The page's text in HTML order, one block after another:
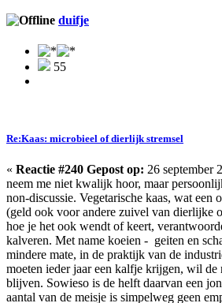
duifje
55
Re:Kaas: microbieel of dierlijk stremsel
« Reactie #240 Gepost op: 26 september
neem me niet kwalijk hoor, maar
non-discussie. Vegetarische kaas, wat een
(geld ook voor andere zuivel van dierlijke
hoe je het ook wendt of keert,
kalveren. Met name koeien - geiten en
mindere mate, in de praktijk van de
moeten ieder jaar een kalfje krijgen, wil
blijven. Sowieso is de helft daarvan een
aantal van de meisje is simpelweg geen